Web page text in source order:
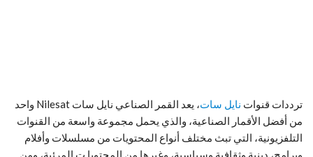
ترددات قنوات نايل سات
، يعد القمر الصناعي نايل سات Nilesat واحد
من أفضل الأقمار الصناعية، والذي يحمل مجموعة واسعة من القنوات
التلفزيونية، التي تبث مختلف أنواع المحتويات من مسلسلات وأفلام
وبرامج، دينية وثقافية وسياسية، وغيرها من المحتويا ت المرئية، ومن